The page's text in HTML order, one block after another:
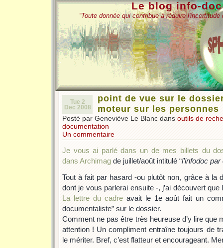
Le blog info-
“Toute donnée qui contribue à réduire
Tue 2
Dec 2008
point de vue sur le
moteur sur les personnes
Posté par Geneviève Le Blanc dans outils de
documentation
Un commentaire
Je vous ai parlé dans un de mes billets du
dans Archimag de juillet/août intitulé “l’infodoc
Tout à fait par hasard -ou plutôt non, grâce à la
dont je vous parlerai ensuite -, j’ai découvert
La lettre du cadreavait le 1e août fait un
documentaliste” sur le dossier.
Comment ne pas être très heureuse d’y lire que
attention ! Un compliment entraîne toujours de
le mériter. Bref, c’est flatteur et encourageant.